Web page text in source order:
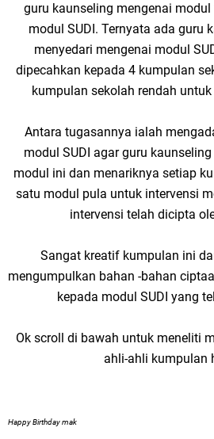
guru kaunseling mengenai
modul SUDI. Ternyata ada guru
menyedari mengenai modul
dipecahkan kepada 4 kumpulan
kumpulan sekolah rendah
Antara tugasannya ialah
modul SUDI agar guru
modul ini dan menariknya setiap
satu modul pula untuk intervensi
intervensi telah dicipta
Sangat kreatif kumpulan ini
mengumpulkan bahan -bahan
kepada modul SUDI yang
Ok scroll di bawah untuk meneliti
ahli-ahli kumpulan
Happy Birthday mak